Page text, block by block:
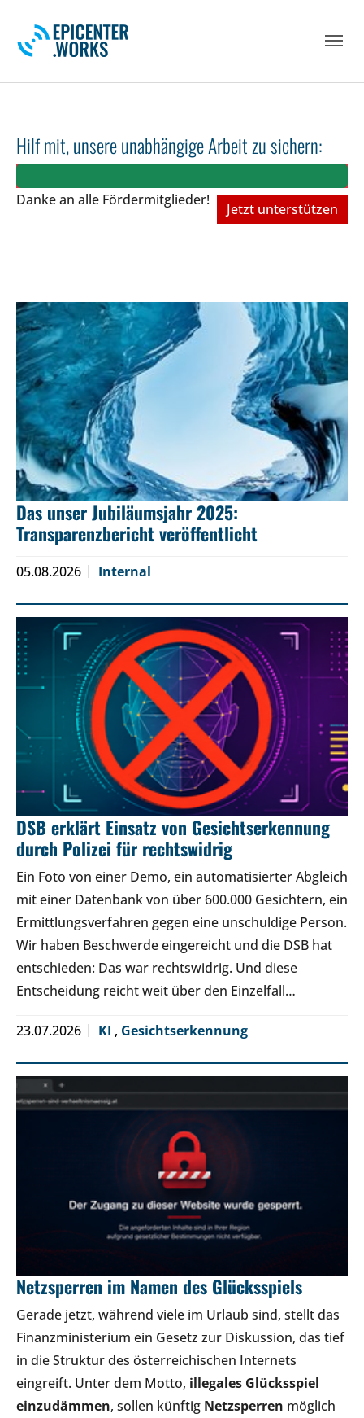
Hilf mit, unsere unabhängige Arbeit zu sichern:
Danke an alle Fördermitglieder!
Jetzt unterstützen
Das unser Jubiläumsjahr 2025:
Transparenzbericht veröffentlicht
05.08.2026 Internal
DSB erklärt Einsatz von Gesichtserkennung
durch Polizei für rechtswidrig
Ein Foto von einer Demo, ein automatisierter Abgleich
mit einer Datenbank von über 600.000 Gesichtern, ein
Ermittlungsverfahren gegen eine unschuldige Person.
Wir haben Beschwerde eingereicht und die DSB hat
entschieden: Das war rechtswidrig. Und diese
Entscheidung reicht weit über den Einzelfall…
23.07.2026 KI , Gesichtserkennung
Netzsperren im Namen des Glücksspiels
Gerade jetzt, während viele im Urlaub sind, stellt das
Finanzministerium ein Gesetz zur Diskussion, das tief
in die Struktur des österreichischen Internets
eingreift. Unter dem Motto, illegales Glücksspiel
einzudämmen, sollen künftig Netzsperren möglich